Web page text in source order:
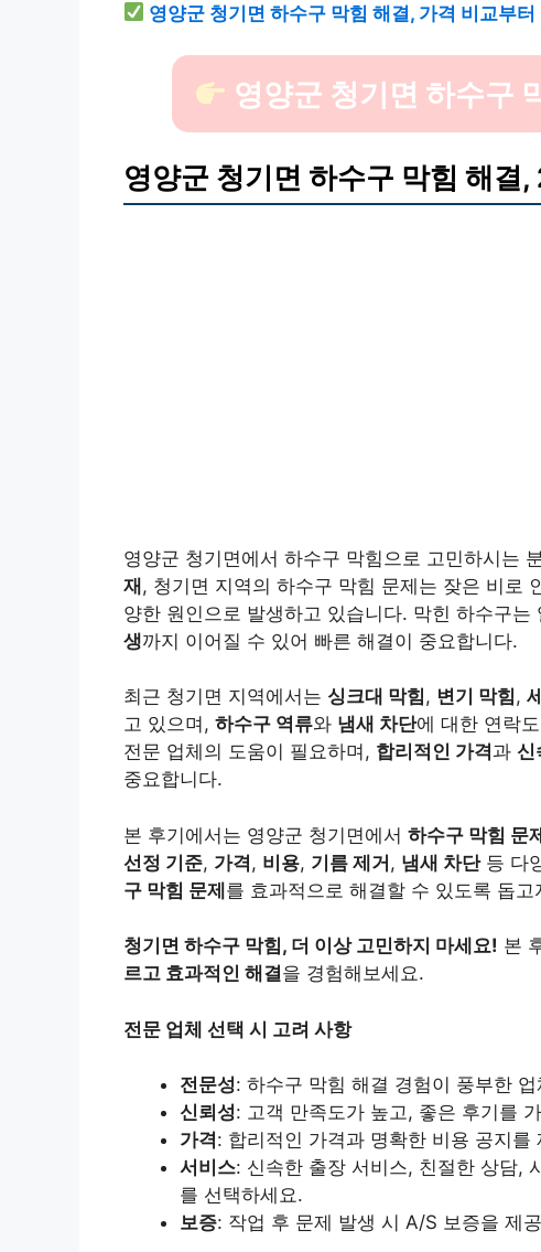
영양군 청기면 하수구 막힘 해결, 가격 비교부
영양군 청기면 하수구
영양군 청기면 하수구 막힘 해결
영양군 청기면에서 하수구 막힘으로 고민하시는
재, 청기면 지역의 하수구 막힘 문제는 잦은 비로
양한 원인으로 발생하고 있습니다. 막힌 하수구
생까지 이어질 수 있어 빠른 해결이 중요합니다.
최근 청기면 지역에서는 싱크대 막힘, 변기 막힘,
고 있으며, 하수구 역류와 냄새 차단에 대한 연락
전문 업체의 도움이 필요하며, 합리적인 가격과 신
중요합니다.
본 후기에서는 영양군 청기면에서 하수구 막힘 문
선정 기준, 가격, 비용, 기름 제거, 냄새 차단등 다
구 막힘 문제를 효과적으로 해결할 수 있도록 돕고
청기면 하수구 막힘, 더 이상 고민하지 마세요! 본
르고 효과적인 해결을 경험해보세요.
전문 업체 선택 시 고려 사항
전문성: 하수구 막힘 해결 경험이 풍부한
신뢰성: 고객 만족도가 높고, 좋은 후기를
가격: 합리적인 가격과 명확한 비용 공지를
서비스: 신속한 출장 서비스, 친절한 상담,
를 선택하세요.
보증: 작업 후 문제 발생 시 A/S 보증을 제